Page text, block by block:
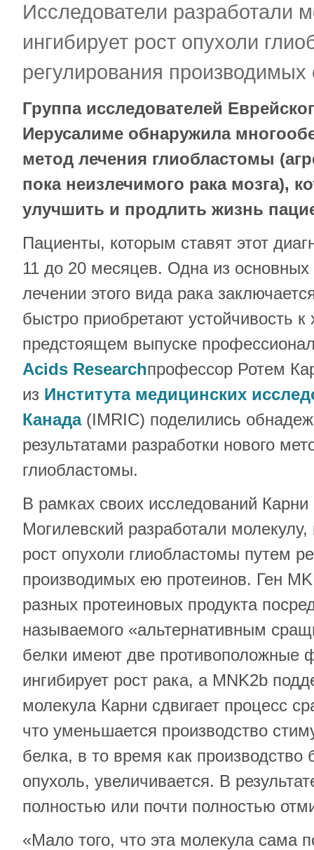
Исследователи разработали
ингибирует рост опухоли
регулирования
Группа исследователей
Иерусалиме обнаружила
метод лечения глиобластомы
пока неизлечимого рака мозга),
улучшить и продлить жизнь
Пациенты, которым ставят этот
11 до 20 месяцев. Одна из основных
лечении этого вида рака
быстро приобретают устойчивость
предстоящем выпуске
Acids Research​профессор Ротем
из Института медицинских
Канада​(IMRIC) поделились
результатами разработки нового
глиобластомы.
В рамках своих исследований
Могилевский разработали молекулу,
рост опухоли глиобластомы путем
производимых ею протеинов. Ген
разных протеиновых продукта
называемого «альтернативным
белки имеют две противоположные
ингибирует рост рака, а MNK2b
молекула Карни сдвигает процесс
что уменьшается производство
белка, в то время как
опухоль, увеличивается. В
полностью или почти полностью
«Мало того, что эта молекула сама